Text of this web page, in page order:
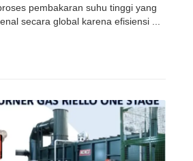
pembakaran suhu tinggi yang
secara global karena efisiensi ...